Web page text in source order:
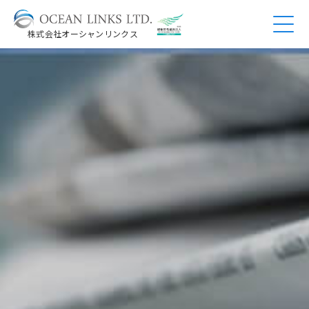
株式会社オーシャンリンクス